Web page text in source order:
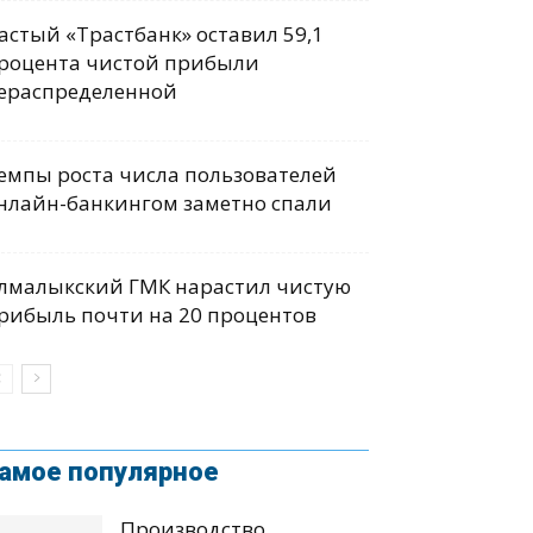
«Трастбанк» оставил 59,1
чистой прибыли
роста числа пользователей
банкингом заметно спали
ГМК нарастил чистую
почти на 20 процентов
популярное